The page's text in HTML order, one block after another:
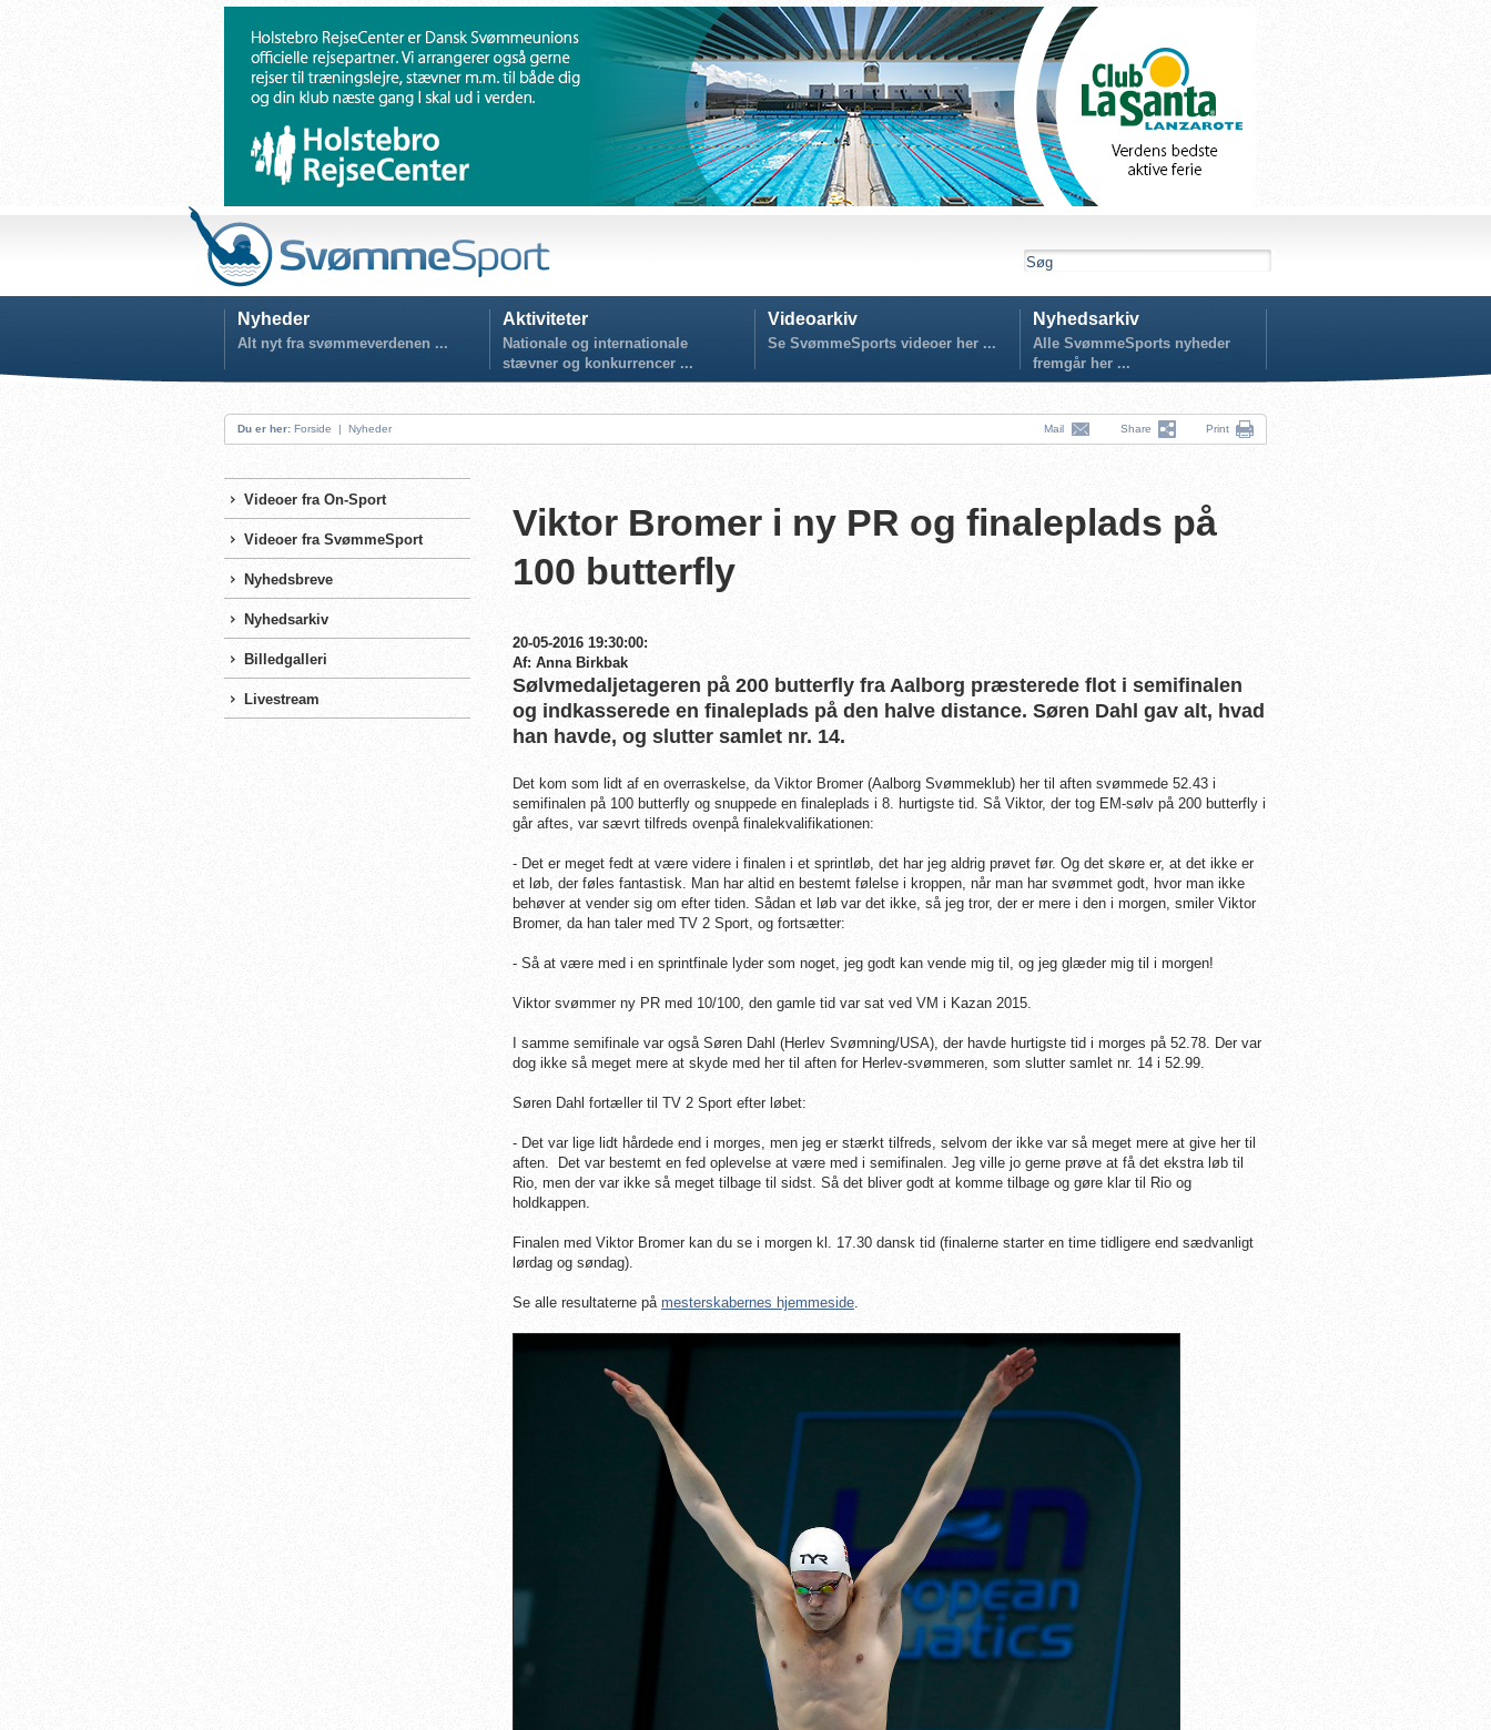
Nyheder
Alt nyt fra svømmeverdenen ...
Aktiviteter
Nationale og internationale
stævner og konkurrencer ...
Videoarkiv
Se SvømmeSports videoer her ...
Nyhedsarkiv
Alle SvømmeSports nyheder
fremgår her ...
Du er her: Forside | Nyheder Mail Share Print
Videoer fra On-Sport
Videoer fra SvømmeSport
Nyhedsbreve
Nyhedsarkiv
Billedgalleri
Livestream
Viktor Bromer i ny PR og finaleplads på
100 butterfly
20-05-2016 19:30:00:
Af: Anna Birkbak
Sølvmedaljetageren på 200 butterfly fra Aalborg præsterede flot i semifinalen
og indkasserede en finaleplads på den halve distance. Søren Dahl gav alt, hvad
han havde, og slutter samlet nr. 14.
Det kom som lidt af en overraskelse, da Viktor Bromer (Aalborg Svømmeklub) her til aften svømmede 52.43 i
semifinalen på 100 butterfly og snuppede en finaleplads i 8. hurtigste tid. Så Viktor, der tog EM-sølv på 200 butterfly i
går aftes, var sævrt tilfreds ovenpå finalekvalifikationen:
- Det er meget fedt at være videre i finalen i et sprintløb, det har jeg aldrig prøvet før. Og det skøre er, at det ikke er
et løb, der føles fantastisk. Man har altid en bestemt følelse i kroppen, når man har svømmet godt, hvor man ikke
behøver at vender sig om efter tiden. Sådan et løb var det ikke, så jeg tror, der er mere i den i morgen, smiler Viktor
Bromer, da han taler med TV 2 Sport, og fortsætter:
- Så at være med i en sprintfinale lyder som noget, jeg godt kan vende mig til, og jeg glæder mig til i morgen!
Viktor svømmer ny PR med 10/100, den gamle tid var sat ved VM i Kazan 2015.
I samme semifinale var også Søren Dahl (Herlev Svømning/USA), der havde hurtigste tid i morges på 52.78. Der var
dog ikke så meget mere at skyde med her til aften for Herlev-svømmeren, som slutter samlet nr. 14 i 52.99.
Søren Dahl fortæller til TV 2 Sport efter løbet:
- Det var lige lidt hårdede end i morges, men jeg er stærkt tilfreds, selvom der ikke var så meget mere at give her til
aften. Det var bestemt en fed oplevelse at være med i semifinalen. Jeg ville jo gerne prøve at få det ekstra løb til
Rio, men der var ikke så meget tilbage til sidst. Så det bliver godt at komme tilbage og gøre klar til Rio og
holdkappen.
Finalen med Viktor Bromer kan du se i morgen kl. 17.30 dansk tid (finalerne starter en time tidligere end sædvanligt
lørdag og søndag).
Se alle resultaterne på mesterskabernes hjemmeside.